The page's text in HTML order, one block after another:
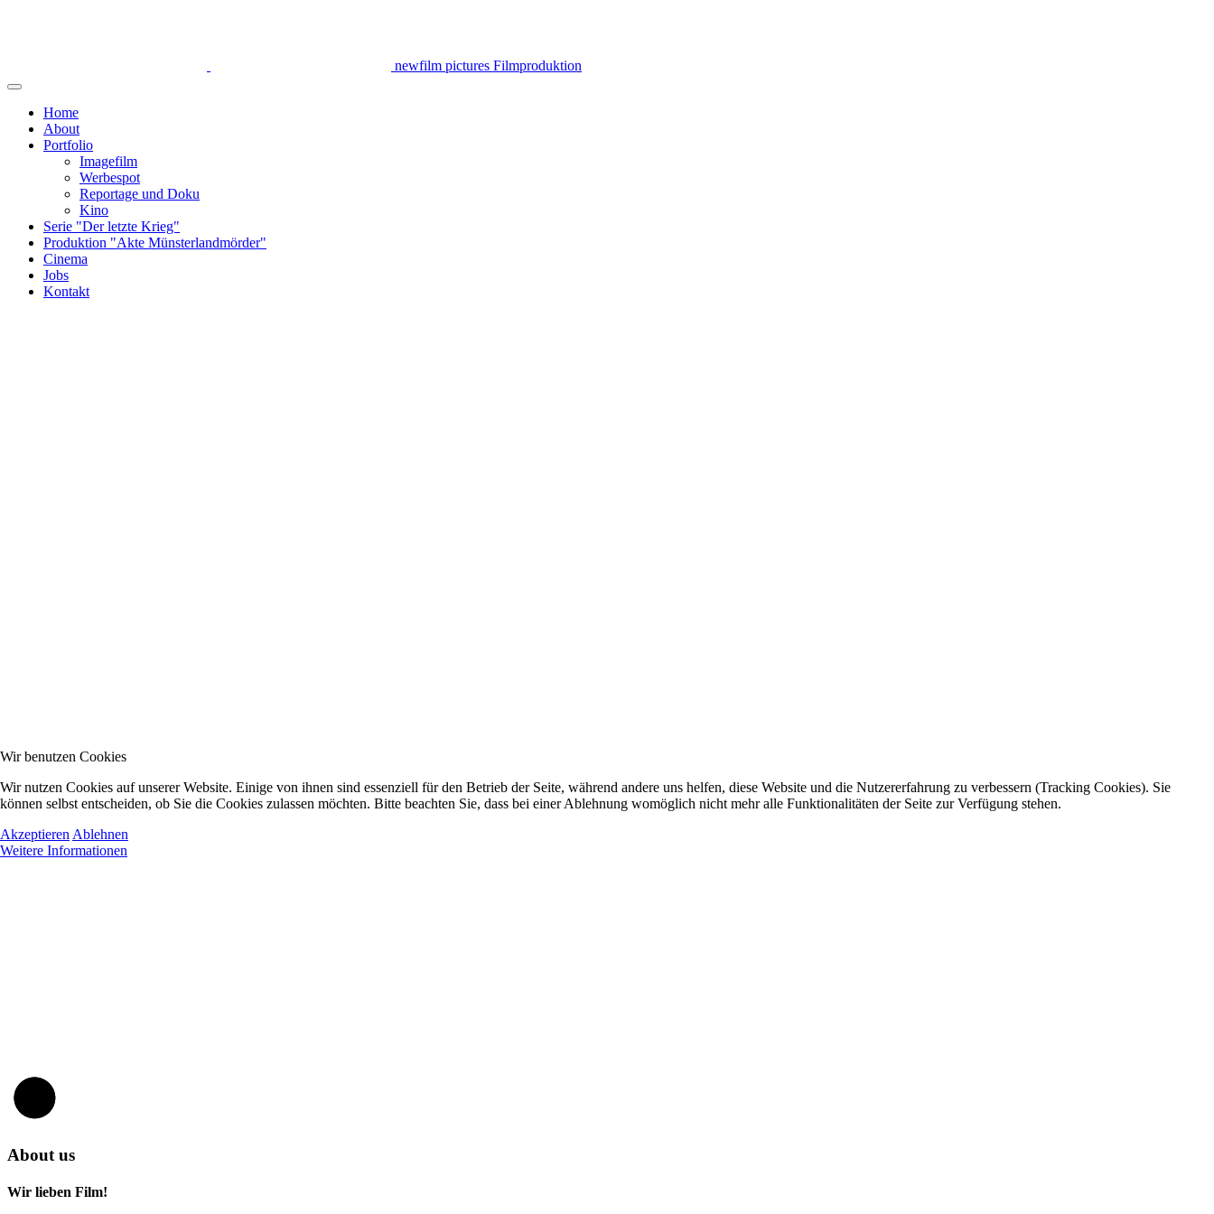
newfilm pictures Filmproduktion
Home
About
Portfolio
Imagefilm
Werbespot
Reportage und Doku
Kino
Serie "Der letzte Krieg"
Produktion "Akte Münsterlandmörder"
Cinema
Jobs
Kontakt
About us
Wir lieben Film!
Wir benutzen Cookies
Wir nutzen Cookies auf unserer Website. Einige von ihnen sind essenziell für den Betrieb der Seite, während andere uns helfen, diese Website und die Nutzererfahrung zu verbessern (Tracking Cookies). Sie
können selbst entscheiden, ob Sie die Cookies zulassen möchten. Bitte beachten Sie, dass bei einer Ablehnung womöglich nicht mehr alle Funktionalitäten der Seite zur Verfügung stehen.
Akzeptieren Ablehnen
Weitere Informationen